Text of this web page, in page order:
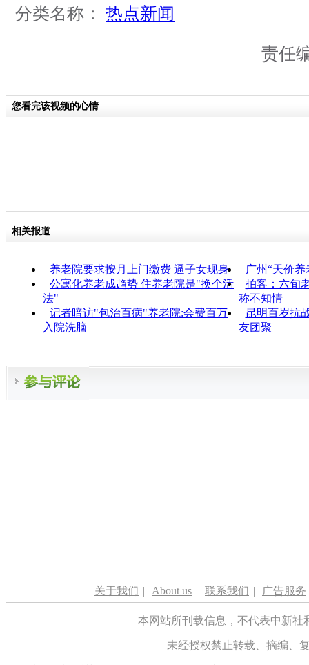
分类名称： 热点新闻
责任
您看完该视频的心情
相关报道
养老院要求按月上门缴费 逼子女现身
广州“天价
公寓化养老成趋势 住养老院是"换个活
法"
拍客：六旬
称不知情
记者暗访"包治百病"养老院:会费百万
入院洗脑
昆明百岁抗
友团聚
关于我们 | About us | 联系我们 | 广告服务
本网站所刊载信息，不代表中新
未经授权禁止转载、摘编、